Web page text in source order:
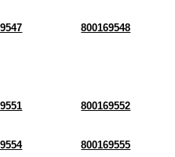
800169548
800169552
800169555